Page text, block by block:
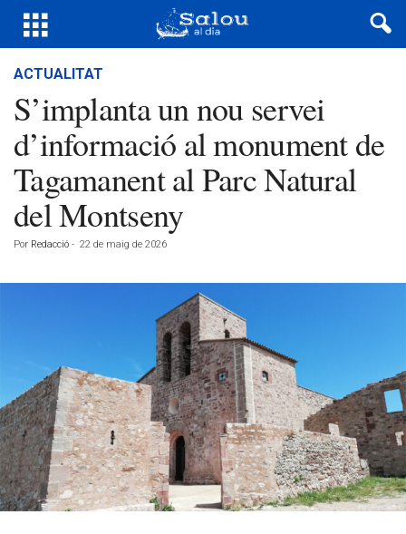
ACTUALITAT
S’implanta un nou servei
d’informació al monument de
Tagamanent al Parc Natural
del Montseny
Por Redacció - 22 de maig de 2026